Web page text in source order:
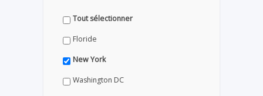
Tout sélectionner
Floride
New York
Washington DC